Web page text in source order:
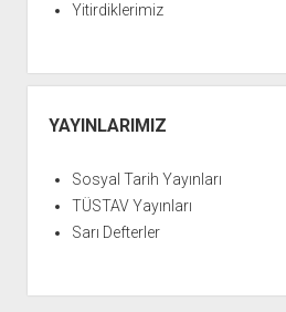
Yitirdiklerimiz
YAYINLARIMIZ
Sosyal Tarih Yayınları
TÜSTAV Yayınları
Sarı Defterler